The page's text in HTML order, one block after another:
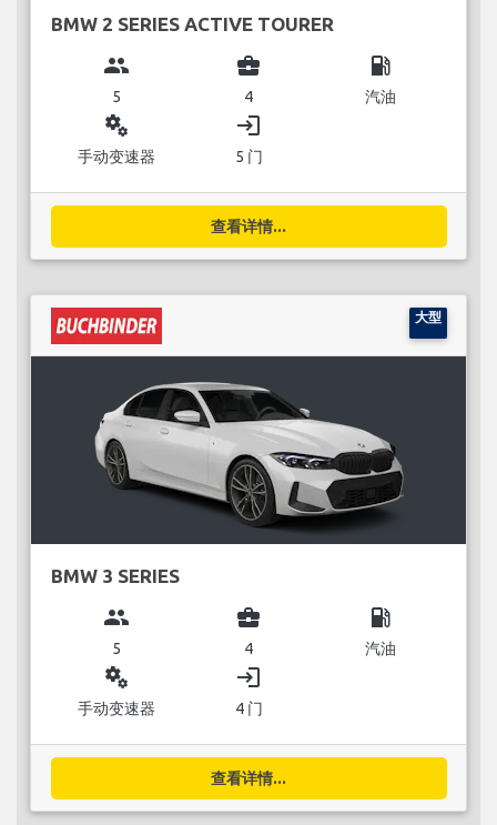
BMW 2 SERIES ACTIVE TOURER
group
5
business_center
4
local_gas_station
汽油
miscellaneous_services
手动变速器
login
5 门
查看详情...
大型
BMW 3 SERIES
group
5
business_center
4
local_gas_station
汽油
miscellaneous_services
手动变速器
login
4 门
查看详情...